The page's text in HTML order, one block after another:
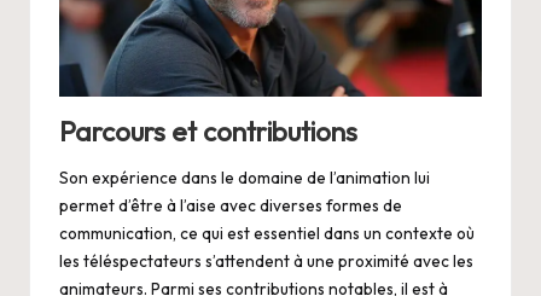
Parcours et contributions
Son expérience dans le domaine de l’animation lui
permet d’être à l’aise avec diverses formes de
communication, ce qui est essentiel dans un contexte où
les téléspectateurs s’attendent à une proximité avec les
animateurs. Parmi ses contributions notables, il est à